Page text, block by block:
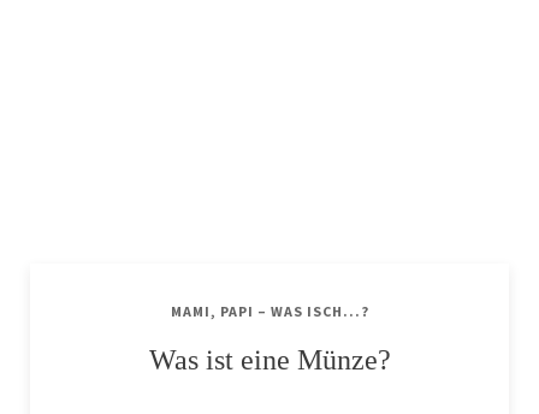
MAMI, PAPI – WAS ISCH...?
Was ist eine Münze?